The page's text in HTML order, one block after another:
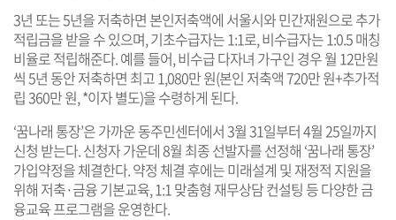
3년 또는 5년을 저축하면 본인저축액에 서울시와 민간재원으로 추가
적립금을 받을 수 있으며, 기초수급자는 1:1로, 비수급자는 1:0.5 매칭
비율로 적립해준다. 예를 들어, 비수급 다자녀 가구인 경우 월 12만원
씩 5년 동안 저축하면 최고 1,080만 원(본인 저축액 720만 원+추가적
립 360만 원, *이자 별도)을 수령하게 된다.
‘꿈나래 통장’은 가까운 동주민센터에서 3월 31일부터 4월 25일까지
신청 받는다. 신청자 가운데 8월 최종 선발자를 선정해 ‘꿈나래 통장’
가입약정을 체결한다. 약정 체결 후에는 미래설계 및 재정적 지원을
위해 저축·금융 기본교육, 1:1 맞춤형 재무상담 컨설팅 등 다양한 금
융교육 프로그램을 운영한다.